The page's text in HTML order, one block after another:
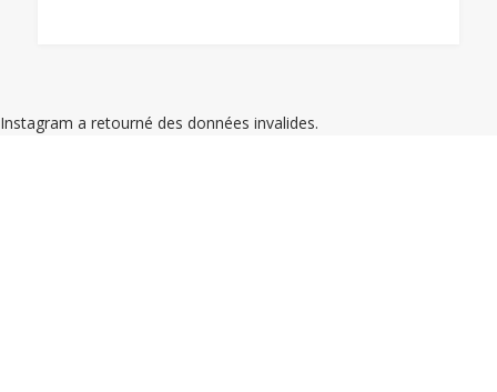
Instagram a retourné des données invalides.